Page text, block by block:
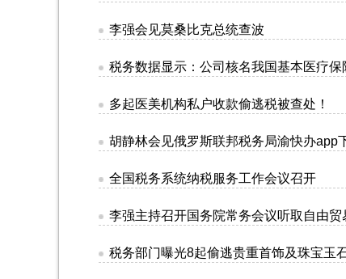
李强会见莫桑比克总统查波
税务数据显示：公司核名我国基本医疗
多起医美机构私户收款偷逃税被查处！
胡静林会见俄罗斯联邦税务局渝快办app
全国税务系统纳税服务工作会议召开
李强主持召开国务院常务会议听取自由
税务部门曝光8起偷逃贵重首饰及珠宝玉